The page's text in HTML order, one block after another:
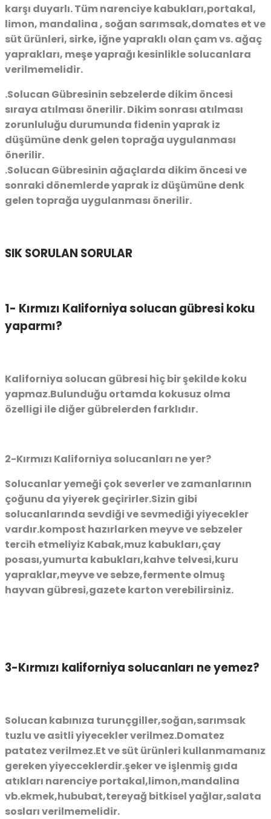
karşı duyarlı. Tüm narenciye kabukları,portakal,
limon, mandalina , soğan sarımsak,domates et ve
süt ürünleri, sirke, iğne yapraklı olan çam vs. ağaç
yaprakları, meşe yaprağı kesinlikle solucanlara
verilmemelidir.
.Solucan Gübresinin sebzelerde dikim öncesi
sıraya atılması önerilir. Dikim sonrası atılması
zorunluluğu durumunda fidenin yaprak iz
düşümüne denk gelen toprağa uygulanması
önerilir.
.Solucan Gübresinin ağaçlarda dikim öncesi ve
sonraki dönemlerde yaprak iz düşümüne denk
gelen toprağa uygulanması önerilir.
SIK SORULAN SORULAR
1- Kırmızı Kaliforniya solucan gübresi koku
yaparmı?
Kaliforniya solucan gübresi hiç bir şekilde koku
yapmaz.Bulunduğu ortamda kokusuz olma
özelligi ile diğer gübrelerden farklıdır.
2-Kırmızı Kaliforniya solucanları ne yer?
Solucanlar yemeği çok severler ve zamanlarının
çoğunu da yiyerek geçirirler.Sizin gibi
solucanlarında sevdiği ve sevmediği yiyecekler
vardır.kompost hazırlarken meyve ve sebzeler
tercih etmeliyiz Kabak,muz kabukları,çay
posası,yumurta kabukları,kahve telvesi,kuru
yapraklar,meyve ve sebze,fermente olmuş
hayvan gübresi,gazete karton verebilirsiniz.
3-Kırmızı kaliforniya solucanları ne yemez?
Solucan kabınıza turunçgiller,soğan,sarımsak
tuzlu ve asitli yiyecekler verilmez.Domatez
patatez verilmez.Et ve süt ürünleri kullanmamanız
gereken yiyecceklerdir.şeker ve işlenmiş gıda
atıkları narenciye portakal,limon,mandalina
vb.ekmek,hububat,tereyağ bitkisel yağlar,salata
sosları verilmemelidir.